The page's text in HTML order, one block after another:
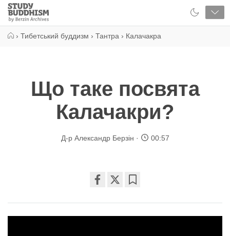
Close
Study
Buddhism
› Тибетський буддизм › Тантра › Калачакра
Що таке посвята
Калачакри?
Д-р Александр Берзін 00:57
on
facebook